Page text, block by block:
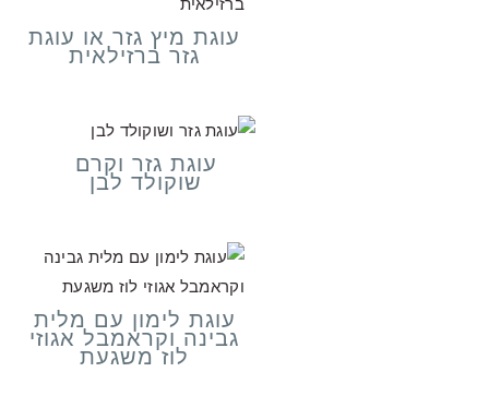
עוגת מיץ גזר או עוגת
גזר ברזילאית
עוגת גזר וקרם
שוקולד לבן
עוגת לימון עם מלית
גבינה וקראמבל אגוזי
לוז משגעת